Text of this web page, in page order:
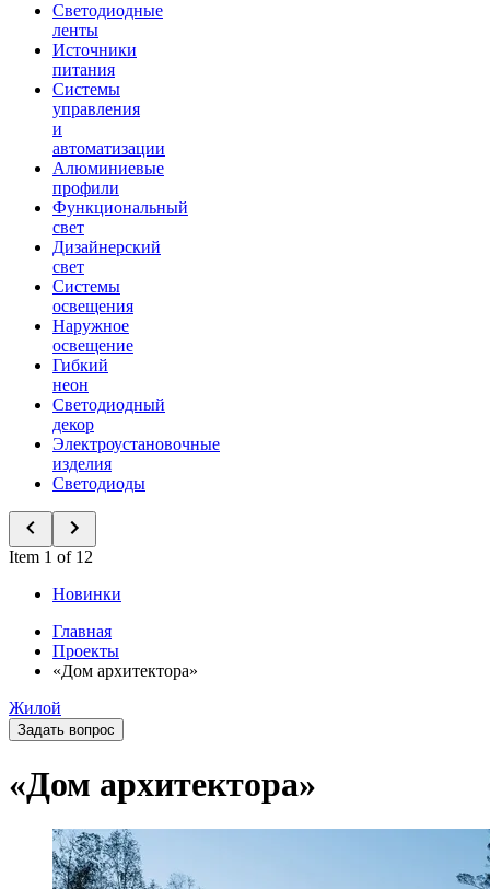
Светодиодные
ленты
Источники
питания
Системы
управления
и
автоматизации
Алюминиевые
профили
Функциональный
свет
Дизайнерский
свет
Системы
освещения
Наружное
освещение
Гибкий
неон
Светодиодный
декор
Электроустановочные
изделия
Светодиоды
Item 1 of 12
Новинки
Главная
Проекты
«Дом архитектора»
Жилой
Задать вопрос
«Дом архитектора»